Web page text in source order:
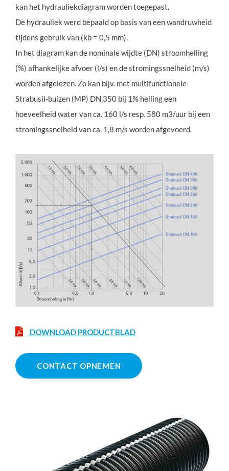
kan het hydrauliekdiagram worden toegepast.
De hydrauliek werd bepaald op basis van een wandruwheid
tijdens gebruik van (kb = 0,5 mm).
In het diagram kan de nominale wijdte (DN) stroomhelling
(%) afhankelijke afvoer (l/s) en de stromingssnelheid (m/s)
worden afgelezen. Zo kan bijv. met multifunctionele
Strabusil-buizen (MP) DN 350 bij 1% helling een
hoeveelheid water van ca. 160 l/s resp. 580 m3/uur bij een
stromingssnelheid van ca. 1,8 m/s worden afgevoerd.
DOWNLOAD PRODUCTBLAD
CONTACT OPNEMEN